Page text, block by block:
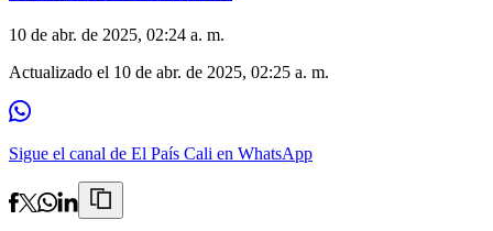
10 de abr. de 2025, 02:24 a. m.
Actualizado el 10 de abr. de 2025, 02:25 a. m.
Sigue el canal de El País Cali en WhatsApp